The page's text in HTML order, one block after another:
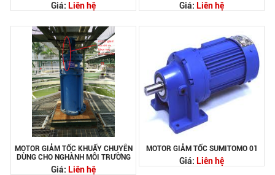
Giá: Liên hệ Giá: Liên hệ
MOTOR GIẢM TỐC KHUẤY CHUYÊN
DÙNG CHO NGHÀNH MÔI TRƯỜNG
Giá: Liên hệ
MOTOR GIẢM TỐC SUMITOMO 01
Giá: Liên hệ